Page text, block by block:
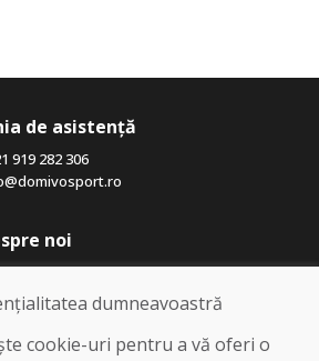
de asistență
919 282 306
noi
noi
dumneavoastră
cookie-uri pentru a vă oferi o